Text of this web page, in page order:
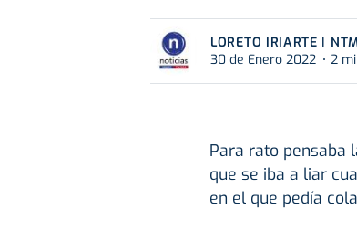
LORETO IRIARTE |
30 de Enero 2022
2
Para rato pensaba
que se iba a liar
en el que pedía